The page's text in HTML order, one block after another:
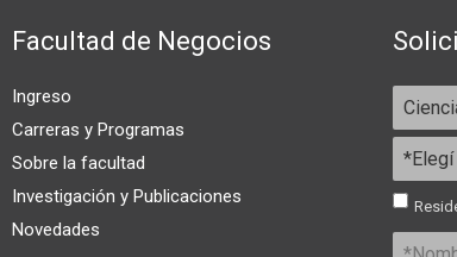
Facultad de Negocios
Ingreso
Carreras y Programas
Sobre la facultad
Investigación y Publicaciones
Novedades